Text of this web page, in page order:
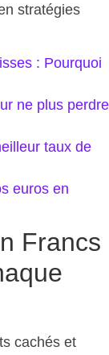
stratégies
: Pourquoi
ne plus perdre
taux de
euros en
Francs